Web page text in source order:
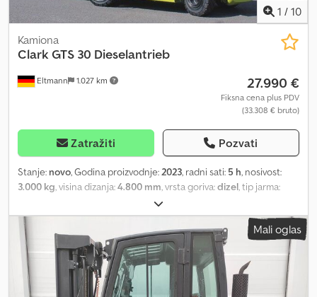
1 / 10
Eltmann 1.027 km
Kamiona
ClarkGTS 30 Dieselantrieb
27.990 €
Fiksna cena plus PDV
(33.308 € bruto)
Zatražiti Pozvati
Stanje: novo, Godina proizvodnje:2023, radni sati: 5 h, nosivost:
3.000 kg, visina dizanja:4.800 mm, vrsta goriva:dizel, tip jarma:
, boja:
bezbednosna provera, bočni pomak, dodatna prednja svetla,
kabina, prednji štitnik, viljuške za palete, 4-cilindarski HYUNDAI
dizel motor sa filterom za dizel čestice Nosivost: 3.000 kg
Maksimalna visina podizanja: 4.800 mm Brzina: 20 km/h Minimalna
radna širina prolaza: 3.995 mm Snaga motora: 34,2 kW/47 KS
Robustan i pouzdan uz niske operativne troškove CLARK GTS20-
Mali oglas